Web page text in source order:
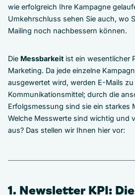
wie erfolgreich Ihre Kampagne
Umkehrschluss sehen Sie auch, wo
Mailing noch nachbessern können.
Die Messbarkeit ist ein wesentlicher
Marketing. Da jede einzelne
ausgewertet wird, werden E-Mails zu
Kommunikationsmittel; durch die
Erfolgsmessung sind sie ein starkes
Welche Messwerte sind wichtig und
aus? Das stellen wir Ihnen hier vor:
1. Newsletter KPI: